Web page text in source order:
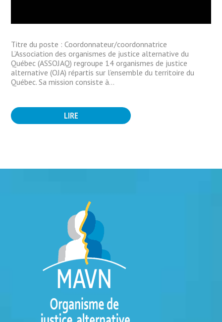
Titre du poste : Coordonnateur/coordonnatrice
L’Association des organismes de justice alternative du
Québec (ASSOJAQ) regroupe 14 organismes de justice
alternative (OJA) répartis sur l’ensemble du territoire du
Québec. Sa mission consiste à...
LIRE